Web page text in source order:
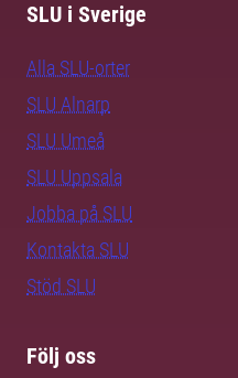
SLU i Sverige
Alla SLU-orter
SLU Alnarp
SLU Umeå
SLU Uppsala
Jobba på SLU
Kontakta SLU
Stöd SLU
Följ oss